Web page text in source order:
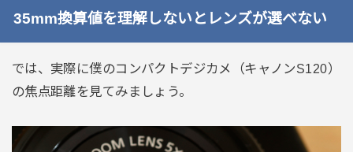
35mm換算値を理解しないとレンズが選べない
では、実際に僕のコンパクトデジカメ（キャノンS120）
の焦点距離を見てみましょう。